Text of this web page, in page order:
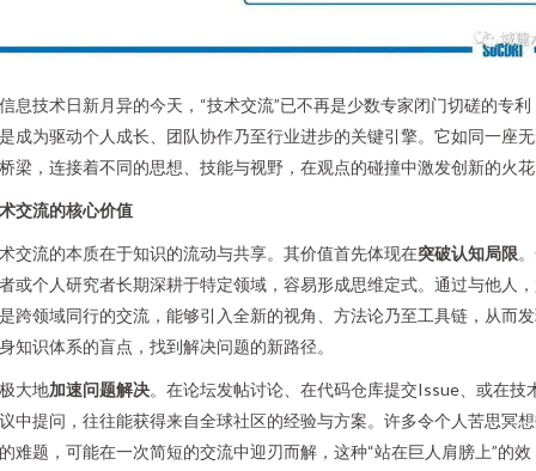
息技术日新月异的今天，“技术交流”已不再是少数专家闭门切磋的专利
成为驱动个人成长、团队协作乃至行业进步的关键引擎。它如同一座
梁，连接着不同的思想、技能与视野，在观点的碰撞中激发创新的火
交流的核心价值
交流的本质在于知识的流动与共享。其价值首先体现在突破认知局限
或个人研究者长期深耕于特定领域，容易形成思维定式。通过与他人
跨领域同行的交流，能够引入全新的视角、方法论乃至工具链，从而
知识体系的盲点，找到解决问题的新路径。
大地加速问题解决。在论坛发帖讨论、在代码仓库提交Issue、或在技
中提问，往往能获得来自全球社区的经验与方案。许多令个人苦思冥
难题，可能在一次简短的交流中迎刃而解，这种“站在巨人肩膀上”的效